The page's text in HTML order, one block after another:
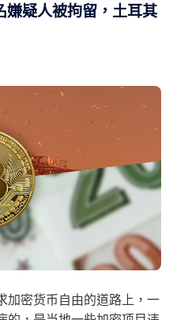
嫌疑人被拘留，土耳其
加密货币自由的道路上，一